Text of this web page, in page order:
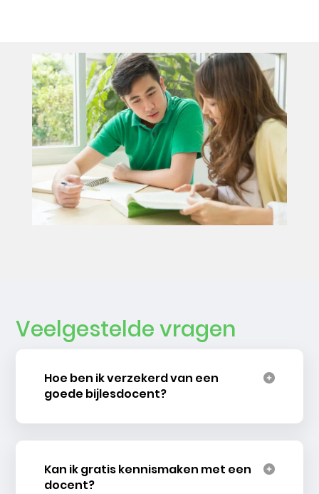
Veelgestelde vragen
Hoe ben ik verzekerd van een
goede bijlesdocent?
Kan ik gratis kennismaken met een
docent?